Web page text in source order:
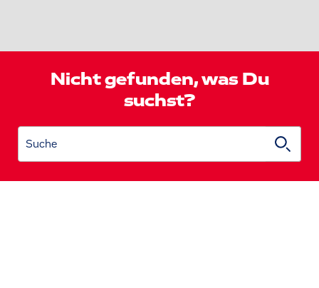
Nicht gefunden, was Du
suchst?
Suche